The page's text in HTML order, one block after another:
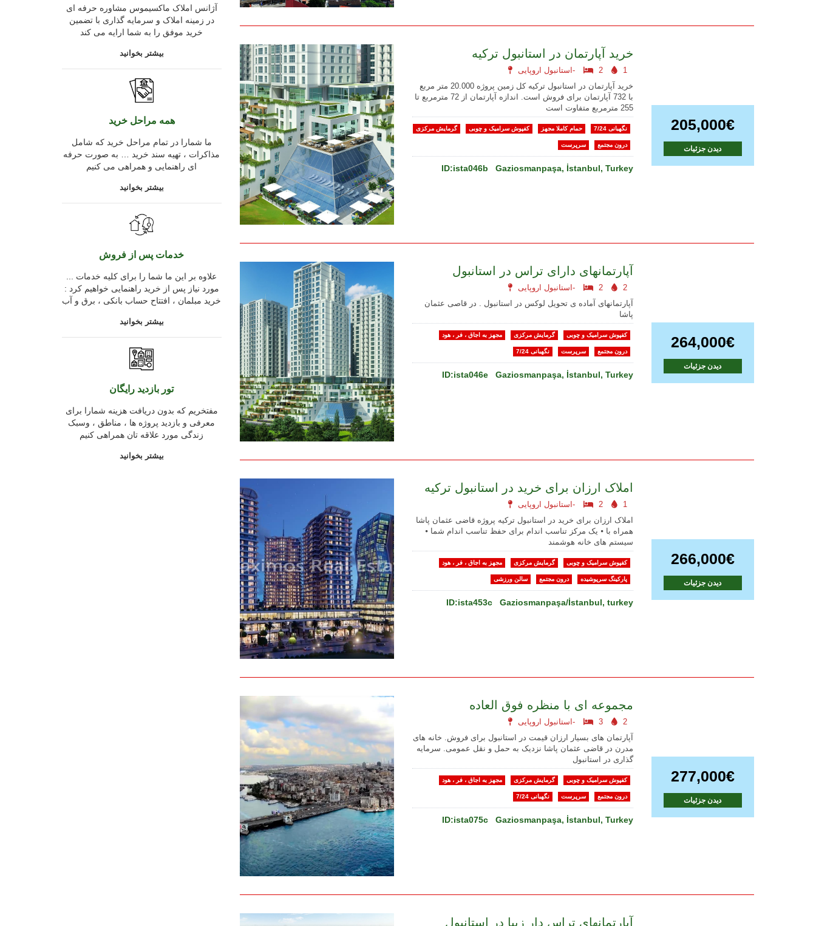
آژانس املاک ماکسیموس مشاوره حرفه ای
در زمینه املاک و سرمایه گذاری با تضمین
خرید موفق را به شما ارایه می کند
بیشتر بخوانید
همه مراحل خرید
ما شمارا در تمام مراحل خرید که شامل
مذاکرات ، تهیه سند خرید … به صورت حرفه
ای راهنمایی و همراهی می کنیم
بیشتر بخوانید
خدمات پس از فروش
مورد نیاز پس از خرید راهنمایی خواهیم کرد :
خرید مبلمان ، افتتاح حساب بانکی ، برق و آب
بیشتر بخوانید
تور بازدید رایگان
مفتخریم که بدون دریافت هزینه شمارا برای
معرفی و بازدید پروژه ها ، مناطق ، وسبک
زندگی مورد علاقه تان همراهی کنیم
بیشتر بخوانید
خرید آپارتمان در استانبول ترکیه
استانبول اروپایی- 2
1
خرید آپارتمان در استانبول ترکیه کل زمین پروژه 20.000 متر مربع
با 732 آپارتمان برای فروش است. اندازه آپارتمان از 72 مترمربع تا
255 مترمربع متفاوت است
گرمایش مرکزی کفپوش سرامیک و چوبی حمام کاملا مجهز نگهبانی 7/24
سرپرست درون مجتمع
ID:ista046b Gaziosmanpaşa, İstanbul, Turkey
205,000€
دیدن جزئیات
آپارتمانهای دارای تراس در استانبول
استانبول اروپایی- 2
2
آپارتمانهای آماده ی تحویل لوکس در استانبول . در قاصی عثمان
پاشا
مجهز به اجاق ، فر ، هود گرمایش مرکزی کفپوش سرامیک و چوبی
نگهبانی 7/24 سرپرست درون مجتمع
ID:ista046e Gaziosmanpaşa, İstanbul, Turkey
264,000€
دیدن جزئیات
املاک ارزان برای خرید در استانبول ترکیه
استانبول اروپایی- 2
1
املاک ارزان برای خرید در استانبول ترکیه پروژه قاضی عثمان پاشا
همراه با ⦁ یک مرکز تناسب اندام برای حفظ تناسب اندام شما ⦁
سیستم های خانه هوشمند
مجهز به اجاق ، فر ، هود گرمایش مرکزی کفپوش سرامیک و چوبی
سالن ورزشی درون مجتمع پارکینگ سرپوشیده
ID:ista453c Gaziosmanpaşa/İstanbul, turkey
266,000€
دیدن جزئیات
مجموعه ای با منظره فوق العاده
استانبول اروپایی- 3
2
آپارتمان های بسیار ارزان قیمت در استانبول برای فروش. خانه های
مدرن در قاضی عثمان پاشا نزدیک به حمل و نقل عمومی. سرمایه
گذاری در استانبول
مجهز به اجاق ، فر ، هود گرمایش مرکزی کفپوش سرامیک و چوبی
نگهبانی 7/24 سرپرست درون مجتمع
ID:ista075c Gaziosmanpaşa, İstanbul, Turkey
277,000€
دیدن جزئیات
آپارتمانهای تراس دار زیبا در استانبول